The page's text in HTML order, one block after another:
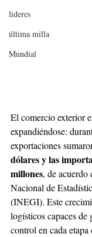
lideres
última milla
Mundial
El comercio exterior
expandiéndose:
exportaciones
dólares y las
millones, de
Nacional de
(INEGI). Este
logísticos capaces
control en cada etapa